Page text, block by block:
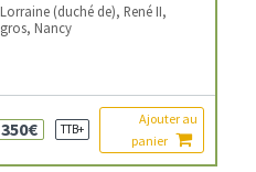
Lorraine (duché de), René II,
gros, Nancy
350€ TTB+
Ajouter au
panier